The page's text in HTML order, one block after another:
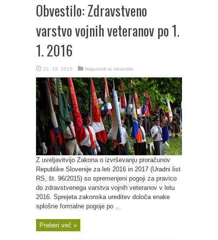
Obvestilo: Zdravstveno
varstvo vojnih veteranov po 1.
1. 2016
21. 12. 2015 Napovedi in obvestila
Z uveljavitvijo Zakona o izvrševanju proračunov
Republike Slovenije za leti 2016 in 2017 (Uradni list
RS, št. 96/2015) so spremenjeni pogoji za pravico
do zdravstvenega varstva vojnih veteranov v letu
2016. Sprejeta zakonska ureditev določa enake
splošne formalne pogoje po ...
Preberi več »